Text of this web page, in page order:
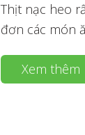
Thịt nạc heo
đơn các món
Xem thêm